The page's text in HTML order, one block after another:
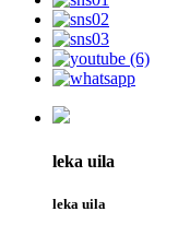
leka uila
leka uila